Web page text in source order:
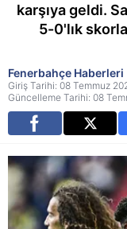
karşıya geldi.
5-0'lık
Fenerbahçe Haberleri
Giriş Tarihi: 08 Temmuz
Güncelleme Tarihi: 08